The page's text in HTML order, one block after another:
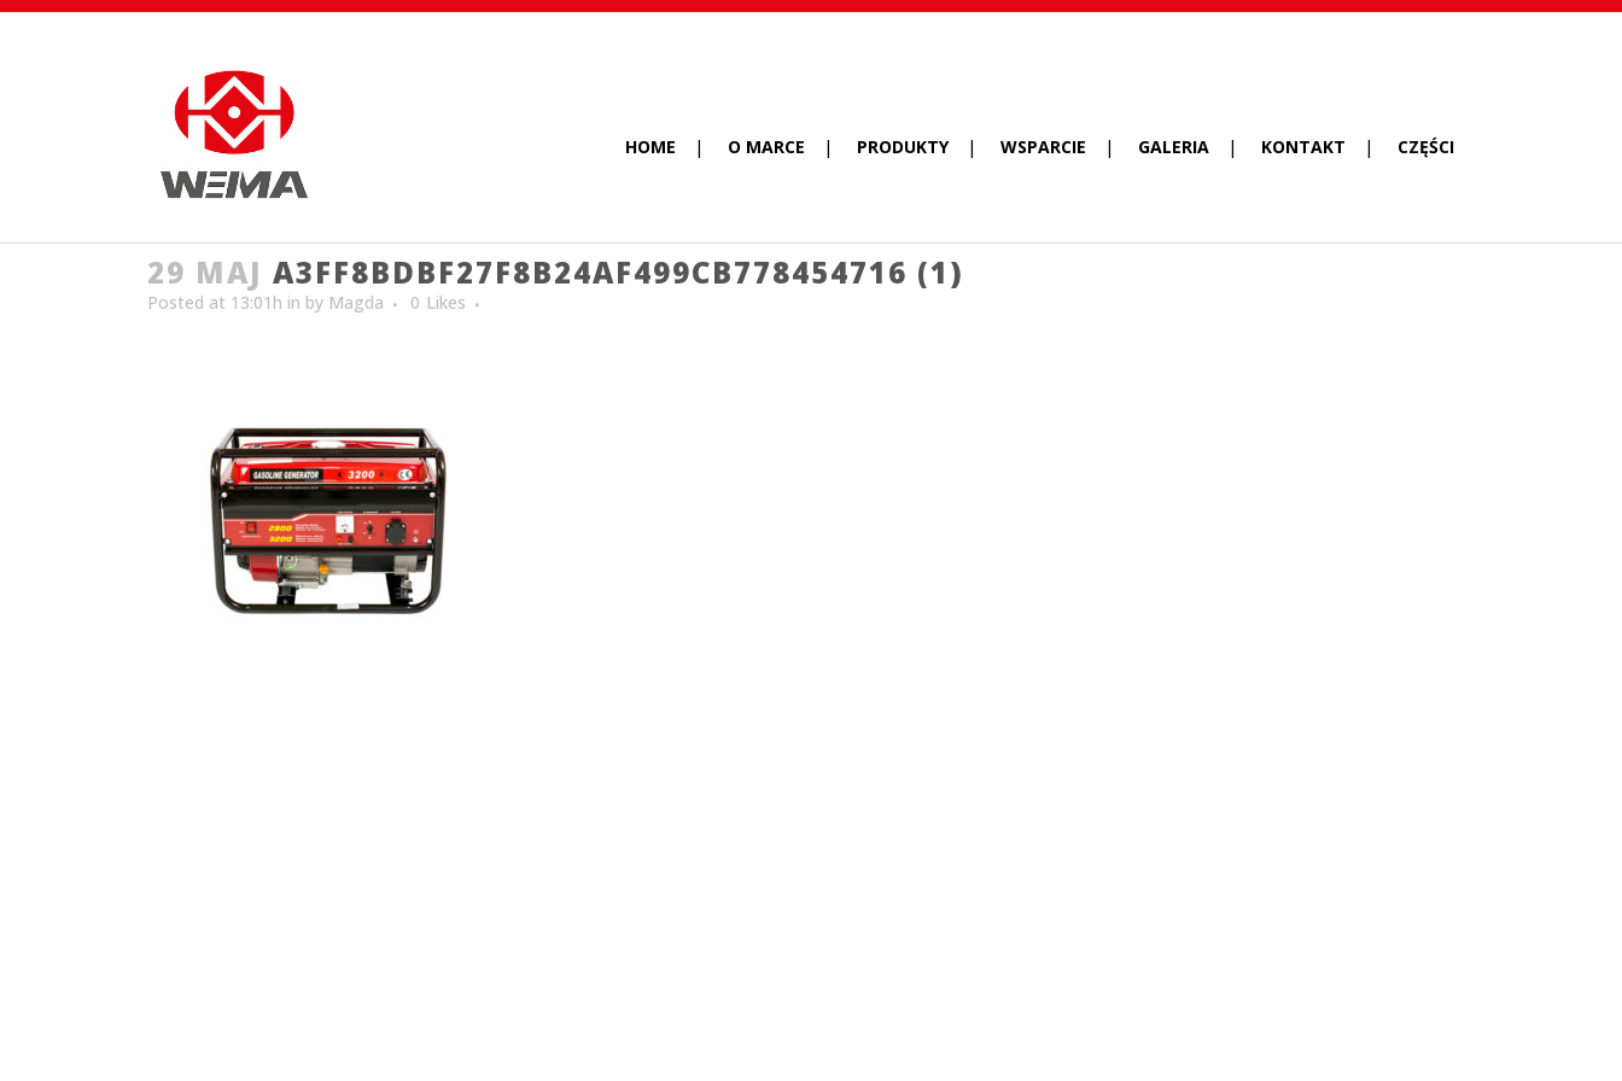
HOME O MARCE PRODUKTY WSPARCIE GALERIA KONTAKT CZĘŚCI
29 MAJ A3FF8BDBF27F8B24AF499CB778454716 (1)
Posted at 13:01h in by Magda 0 Likes